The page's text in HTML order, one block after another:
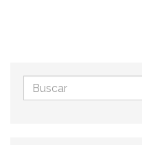
Formulario
de